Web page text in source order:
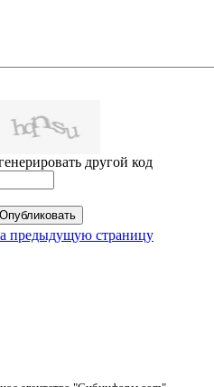
другой код
предыдущую страницу